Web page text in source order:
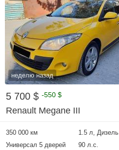
неделю назад
5 700 $ -550 $
Renault Megane III
350 000 км 1.5 л, Дизель
Универсал 5 дверей
90 л.с.